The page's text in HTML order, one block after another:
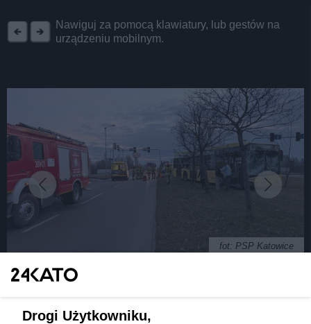
Nawiguj za pomocą klawiatury, lub gestów na
urządzeniu mobilnym.
fot: PSP Katowice
Kierowca jednego z nich wypadł przez okno
Drogi Użytkowniku,